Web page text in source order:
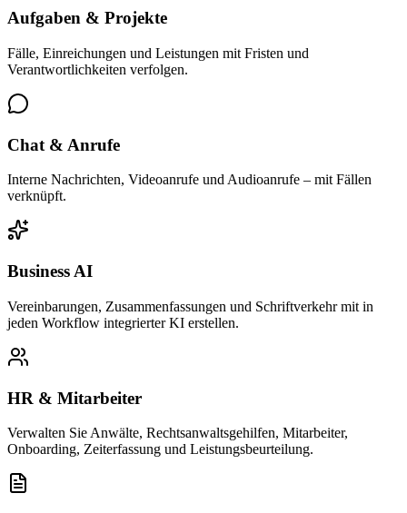
Aufgaben & Projekte
Fälle, Einreichungen und Leistungen mit Fristen und
Verantwortlichkeiten verfolgen.
Chat & Anrufe
Interne Nachrichten, Videoanrufe und Audioanrufe – mit Fällen
verknüpft.
Business AI
Vereinbarungen, Zusammenfassungen und Schriftverkehr mit in
jeden Workflow integrierter KI erstellen.
HR & Mitarbeiter
Verwalten Sie Anwälte, Rechtsanwaltsgehilfen, Mitarbeiter,
Onboarding, Zeiterfassung und Leistungsbeurteilung.